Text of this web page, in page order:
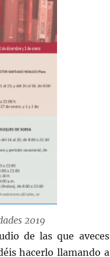
2019
de las que aveces
hacerlo llamando a